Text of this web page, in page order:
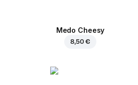
Medo Cheesy
8,50 €